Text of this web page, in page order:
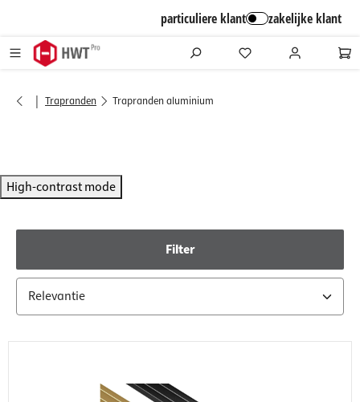
particuliere klant zakelijke klant
| Trapranden Trapranden aluminium
High-contrast mode
Filter